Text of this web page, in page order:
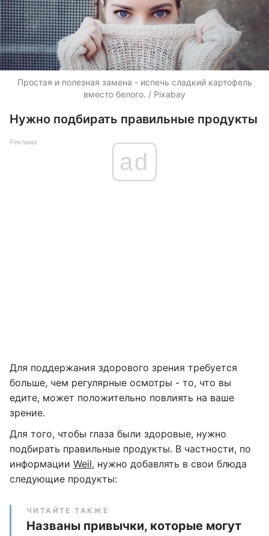
Простая и полезная замена - испечь сладкий картофель
вместо белого. / Pixabay
Нужно подбирать правильные продукты
Реклама
ad
Для поддержания здорового зрения требуется
больше, чем регулярные осмотры - то, что вы
едите, может положительно повлиять на ваше
зрение.
Для того, чтобы глаза были здоровые, нужно
подбирать правильные продукты. В частности, по
информации Weil, нужно добавлять в свои блюда
следующие продукты:
ЧИТАЙТЕ ТАКЖЕ
Названы привычки, которые могут